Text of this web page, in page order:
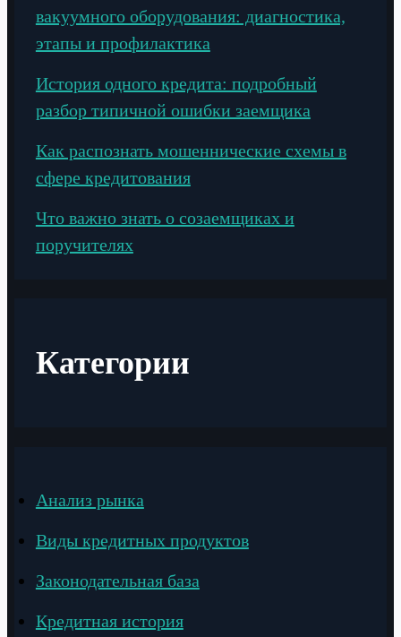
вакуумного оборудования: диагностика,
этапы и профилактика
История одного кредита: подробный
разбор типичной ошибки заемщика
Как распознать мошеннические схемы в
сфере кредитования
Что важно знать о созаемщиках и
поручителях
Категории
Анализ рынка
Виды кредитных продуктов
Законодательная база
Кредитная история